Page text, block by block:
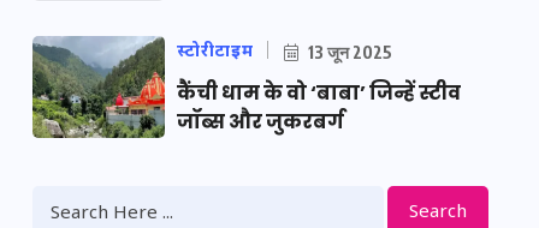
स्टोरीटाइम 13 जून 2025
कैंची धाम के वो ‘बाबा’ जिन्हें स्टीव
जॉब्स और जुकरबर्ग
Search